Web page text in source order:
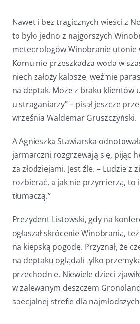
Nawet i bez tragicznych wieści z
to było jedno z najgorszych
meteorologów Winobranie utonie
Komu nie przeszkadza woda w
niech założy kalosze, weźmie
na deptak. Może z braku klientów
u straganiarzy” – pisał jeszcze
września Waldemar Gruszczyński.
A Agnieszka Stawiarska
jarmarczni rozgrzewają się, pijąc
za złodziejami. Jest źle. – Ludzie z
rozbierać, a jak nie przymierzą, to
tłumaczą.”
Prezydent Listowski, gdy na
ogłaszał skrócenie Winobrania,
na kiepską pogodę. Przyznał, że
na deptaku oglądali tylko
przechodnie. Niewiele dzieci
w zalewanym deszczem
specjalnej strefie dla